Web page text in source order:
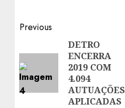
Post
navigation
Previous
post:
DETRO
ENCERRA
2019 COM
4.094
AUTUAÇÕES
APLICADAS